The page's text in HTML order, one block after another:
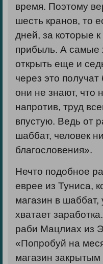
время. Поэтому
шесть кранов, то
дней, за которые
прибыль. А самые
открыть еще и
через это
они не знают, что
напротив, труд
впустую. Ведь от
шаббат, человек
благословения».
Нечто подобное
еврее из Туниса,
магазин в шаббат,
хватает
раби Мацлиах из
«Попробуй на
магазин